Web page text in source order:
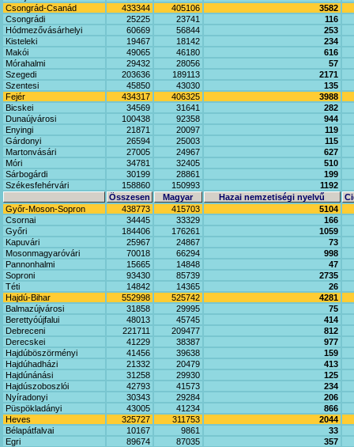
Csongrád-Csanád
433344 405106
3582
Csongrádi
25225 23741
116
Hódmezővásárhelyi
60669 56844
253
Kisteleki
19467 18142
234
Makói
49065 46180
616
Mórahalmi
29432 28056
57
Szegedi
203636 189113
2171
Szentesi
45850 43030
135
Fejér
434317 406325
3988
Bicskei
34569 31641
282
Dunaújvárosi
100438 92358
944
Enyingi
21871 20097
119
Gárdonyi
26594 25003
115
Martonvásári
27005 24967
627
Móri
34781 32405
510
Sárbogárdi
30199 28861
199
Székesfehérvári
158860 150993
1192
Összesen
Magyar Hazai nemzetiségi nyelvű
Győr-Moson-Sopron
438773 415703
5104
Csornai
34445 33329
166
Győri
184406 176261
1059
Kapuvári
25967 24867
73
Mosonmagyaróvári
70018 66294
998
Pannonhalmi
15665 14848
47
Soproni
93430 85739
2735
Téti
14842 14365
26
Hajdú-Bihar
552998 525742
4281
Balmazújvárosi
31858 29995
75
Berettyóújfalui
48013 45745
414
Debreceni
221711 209477
812
Derecskei
41229 38387
977
Hajdúböszörményi
41456 39638
159
Hajdúhadházi
21332 20479
413
Hajdúnánási
31258 29930
125
Hajdúszoboszlói
42793 41573
234
Nyíradonyi
30343 29284
206
Püspökladányi
43005 41234
866
Heves
325727 311753
2044
Bélapátfalvai
10167 9861
33
Egri
89674 87035
357